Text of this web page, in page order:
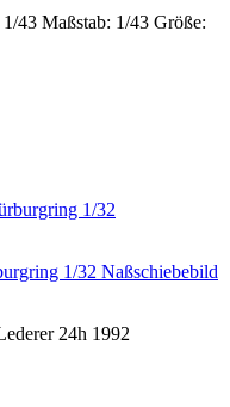
43 Maßstab: 1/43 Größe:
1/32 Naßschiebebild
24h 1992